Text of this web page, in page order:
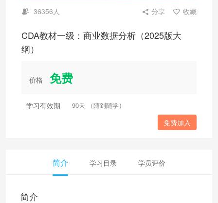
36356人 分享 收藏
CDA教材一级：商业数据分析（2025版大
纲）
价格 免费
学习有效期 90天 （随到随学）
免费加入
简介 学习目录 学员评价
简介